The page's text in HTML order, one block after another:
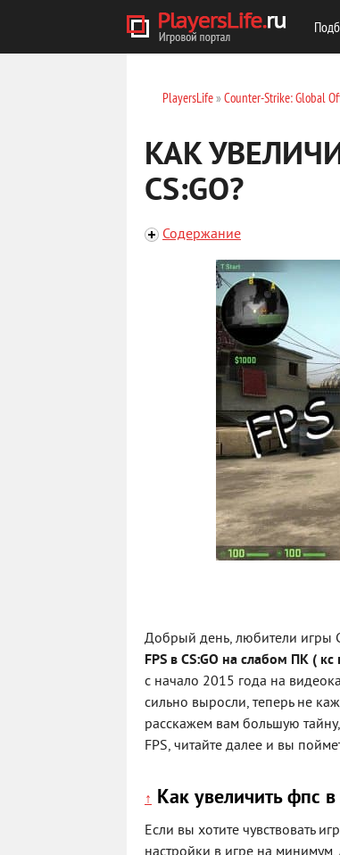
PlayersLife» Counter-Strike: Global
КАК
CS:GO?
Содержание
Добрый день, любители игры
FPS в CS:GO на слабом ПК ( кс
с начало 2015 года на
сильно выросли, теперь не
расскажем вам большую
FPS, читайте далее и вы
↑ Как увеличить фпс
Если вы хотите чувствовать